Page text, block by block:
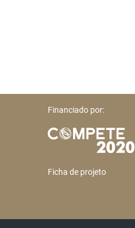
Financiado por:
Ficha de projeto